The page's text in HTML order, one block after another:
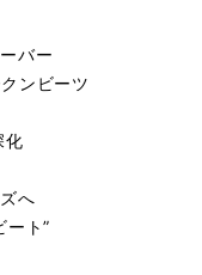
バー
ンビーツ
化
へ
ト”